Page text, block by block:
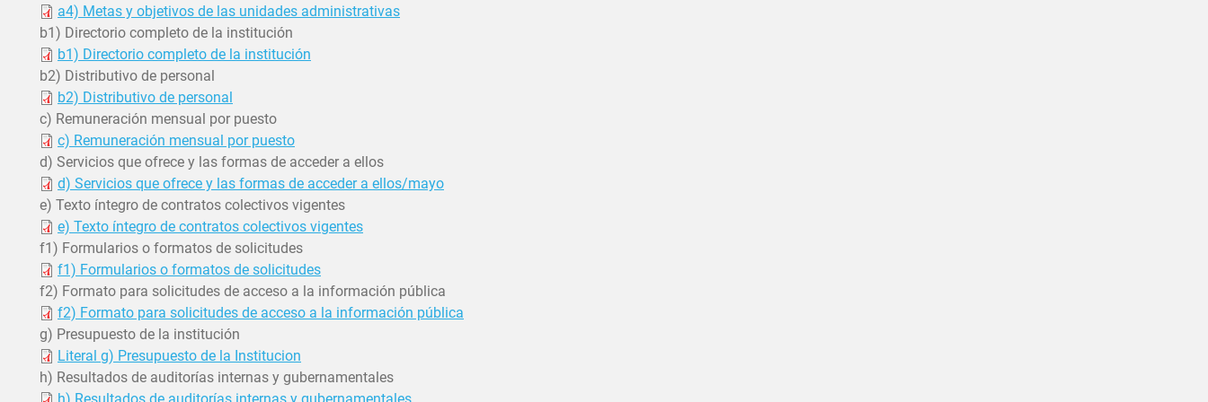
a4) Metas y objetivos de las unidades administrativas
b1) Directorio completo de la institución
b1) Directorio completo de la institución
b2) Distributivo de personal
b2) Distributivo de personal
c) Remuneración mensual por puesto
c) Remuneración mensual por puesto
d) Servicios que ofrece y las formas de acceder a ellos
d) Servicios que ofrece y las formas de acceder a ellos/mayo
e) Texto íntegro de contratos colectivos vigentes
e) Texto íntegro de contratos colectivos vigentes
f1) Formularios o formatos de solicitudes
f1) Formularios o formatos de solicitudes
f2) Formato para solicitudes de acceso a la información pública
f2) Formato para solicitudes de acceso a la información pública
g) Presupuesto de la institución
Literal g) Presupuesto de la Institucion
h) Resultados de auditorías internas y gubernamentales